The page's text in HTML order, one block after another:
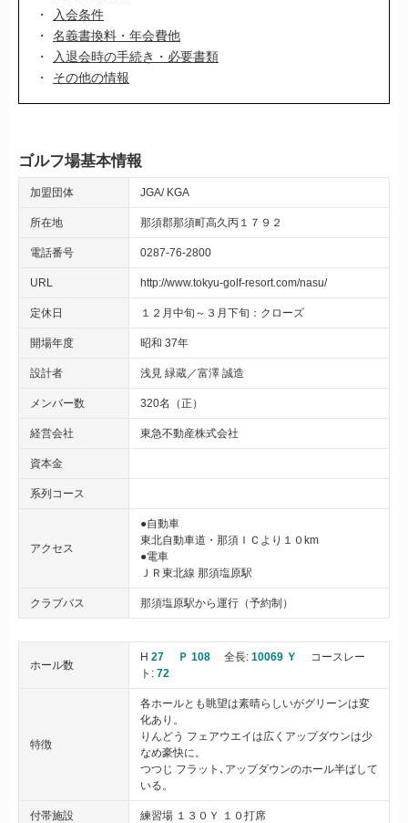
入会条件
名義書換料・年会費他
入退会時の手続き・必要書類
その他の情報
ゴルフ場基本情報
加盟団体 JGA KGA
所在地 那須郡那須町高久丙１７９２
電話番号 0287-76-2800
URL http://www.tokyu-golf-resort.com/nasu/
定休日 １２月中旬～３月下旬：クローズ
開場年度 昭和 37年
設計者 浅見 緑蔵／富澤 誠造
メンバー数 320名（正）
経営会社 東急不動産株式会社
資本金
系列コース
アクセス
●自動車
東北自動車道・那須ＩＣより１０km
●電車
ＪＲ東北線 那須塩原駅
クラブバス 那須塩原駅から運行（予約制）
ホール数
H 27 Ｐ 108 全長: 10069 Ｙ
コースレー
ト: 72
特徴
各ホールとも眺望は素晴らしいがグリーンは変
化あり。
りんどう フェアウエイは広くアップダウンは少
なめ豪快に。
つつじ フラット､アップダウンのホール半ばして
いる。
付帯施設 練習場 １３０Ｙ １０打席